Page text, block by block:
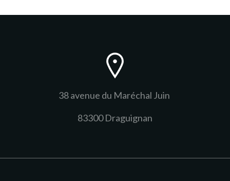
38 avenue du Maréchal Juin
83300 Draguignan